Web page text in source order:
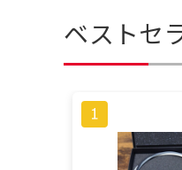
ベストセ